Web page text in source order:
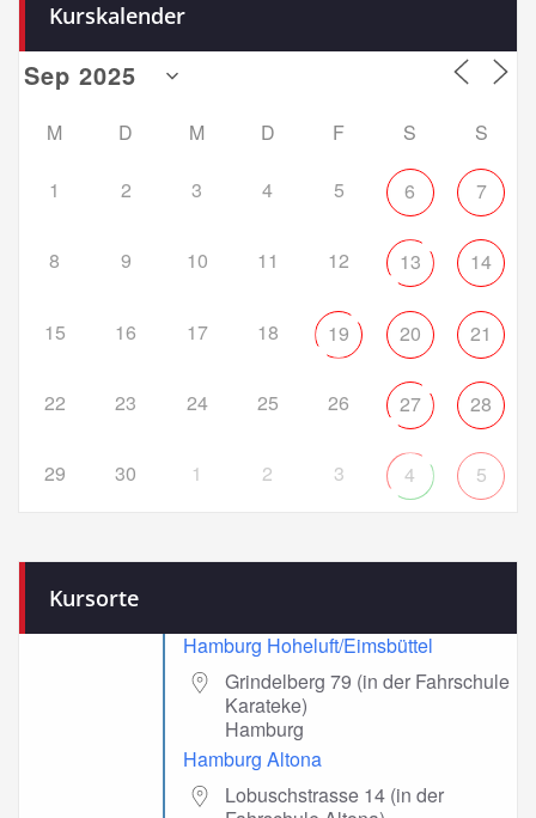
Kurskalender
M D M D F S S
1 2 3 4 5 6 7
8 9 10 11 12 13 14
15 16 17 18 19 20 21
22 23 24 25 26 27 28
29 30 1 2 3 4 5
Kursorte
Hamburg Hoheluft/Eimsbüttel
Grindelberg 79 (in der Fahrschule
Karateke)
Hamburg
Hamburg Altona
Lobuschstrasse 14 (in der